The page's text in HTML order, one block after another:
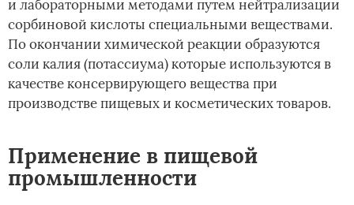
и лабораторными методами путем нейтрализации
сорбиновой кислоты специальными веществами.
По окончании химической реакции образуются
соли калия (потассиума) которые используются в
качестве консервирующего вещества при
производстве пищевых и косметических товаров.
Применение в пищевой
промышленности